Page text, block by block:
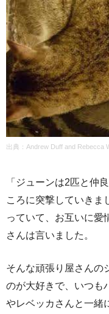
出典：Andrew Duff and Rebecca
「ジューンは2匹と仲
ころに突撃していきま
っていて、お互いに愛
さんは言いました。
そんな頑張り屋さんの
のが大好きで、いつも
やレベッカさんと一緒